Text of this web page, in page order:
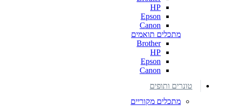
HP
Epson
Canon
מתכלים תואמים
Brother
HP
Epson
Canon
טונרים ותופים
מתכלים מקוריים